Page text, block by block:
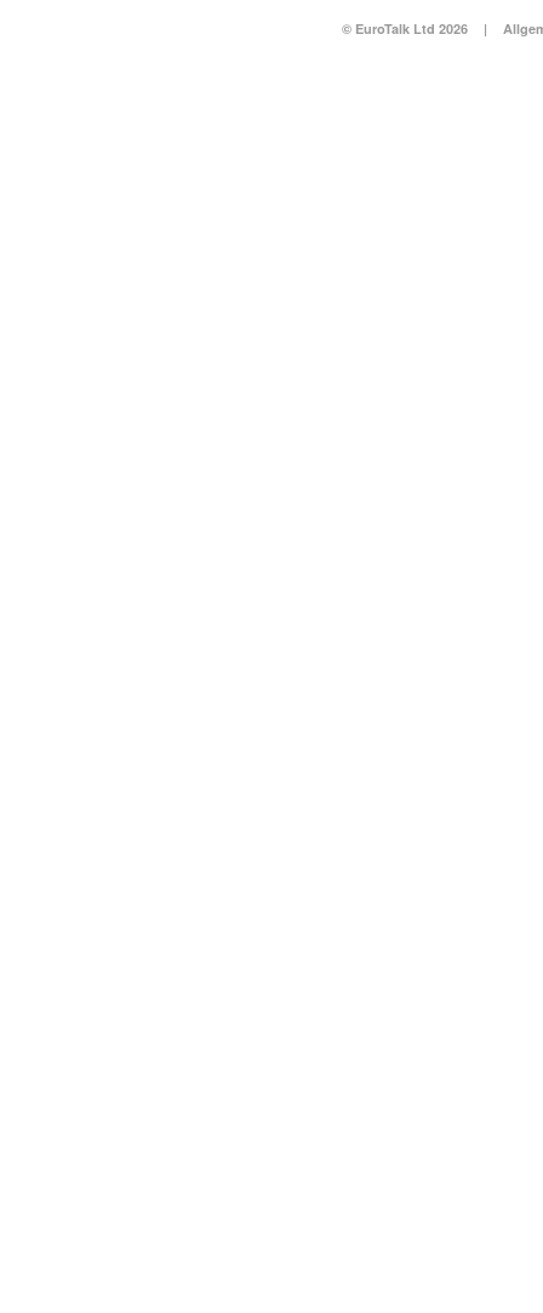
© EuroTalk Ltd 2026 |